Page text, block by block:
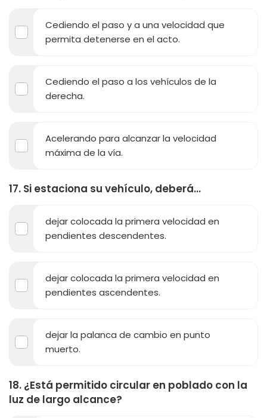
Cediendo el paso y a una velocidad que
permita detenerse en el acto.
Cediendo el paso a los vehículos de la
derecha.
Acelerando para alcanzar la velocidad
máxima de la vía.
17. Si estaciona su vehículo, deberá...
dejar colocada la primera velocidad en
pendientes descendentes.
dejar colocada la primera velocidad en
pendientes ascendentes.
dejar la palanca de cambio en punto
muerto.
18. ¿Está permitido circular en poblado con la
luz de largo alcance?